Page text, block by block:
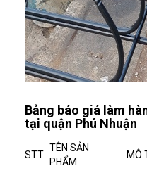
Bảng báo giá làm
tại quận Phú Nhuận
STT
TÊN SẢN
PHẨM
MÔ TẢ